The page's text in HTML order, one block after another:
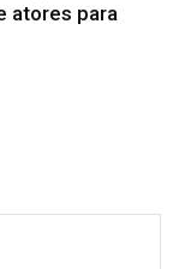
atores para